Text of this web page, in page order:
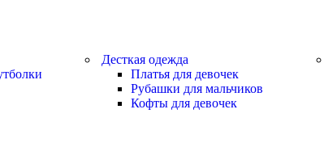
Десткая одежда
Платья для девочек
Рубашки для мальчиков
Кофты для девочек